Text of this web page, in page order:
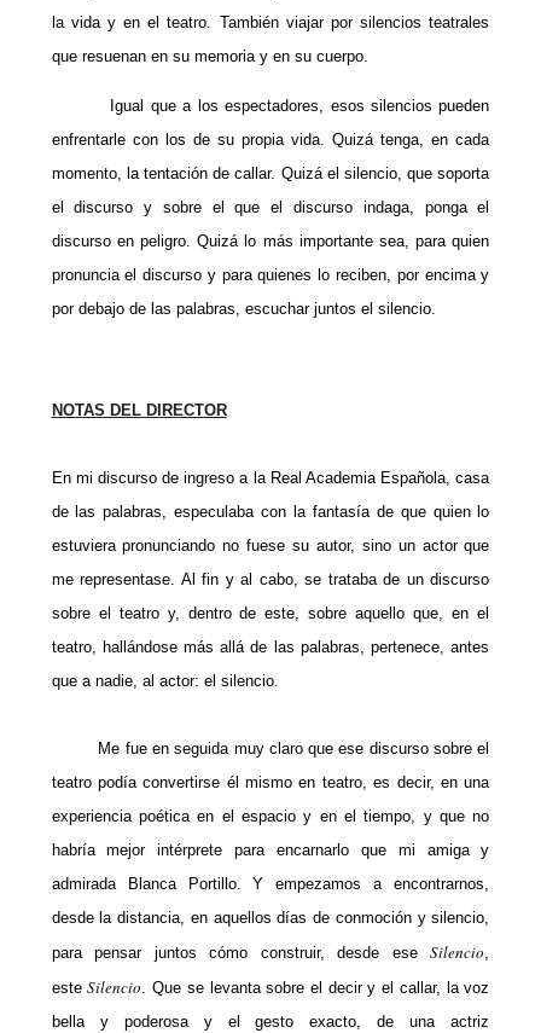
la vida y en el teatro. También viajar por silencios teatrales
que resuenan en su memoria y en su cuerpo.
Igual que a los espectadores, esos silencios pueden
enfrentarle con los de su propia vida. Quizá tenga, en cada
momento, la tentación de callar. Quizá el silencio, que soporta
el discurso y sobre el que el discurso indaga, ponga el
discurso en peligro. Quizá lo más importante sea, para quien
pronuncia el discurso y para quienes lo reciben, por encima y
por debajo de las palabras, escuchar juntos el silencio.
NOTAS DEL DIRECTOR
En mi discurso de ingreso a la Real Academia Española, casa
de las palabras, especulaba con la fantasía de que quien lo
estuviera pronunciando no fuese su autor, sino un actor que
me representase. Al fin y al cabo, se trataba de un discurso
sobre el teatro y, dentro de este, sobre aquello que, en el
teatro, hallándose más allá de las palabras, pertenece, antes
que a nadie, al actor: el silencio.
Me fue en seguida muy claro que ese discurso sobre el
teatro podía convertirse él mismo en teatro, es decir, en una
experiencia poética en el espacio y en el tiempo, y que no
habría mejor intérprete para encarnarlo que mi amiga y
admirada Blanca Portillo. Y empezamos a encontrarnos,
desde la distancia, en aquellos días de conmoción y silencio,
para pensar juntos cómo construir, desde eseSilencio,
esteSilencio. Que se levanta sobre el decir y el callar, la voz
bella y poderosa y el gesto exacto, de una actriz